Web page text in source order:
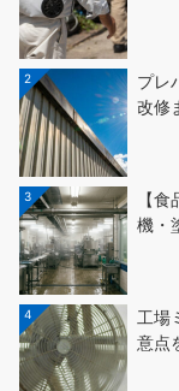
2
プレ
改修
3
【
機・
4
工場
意点